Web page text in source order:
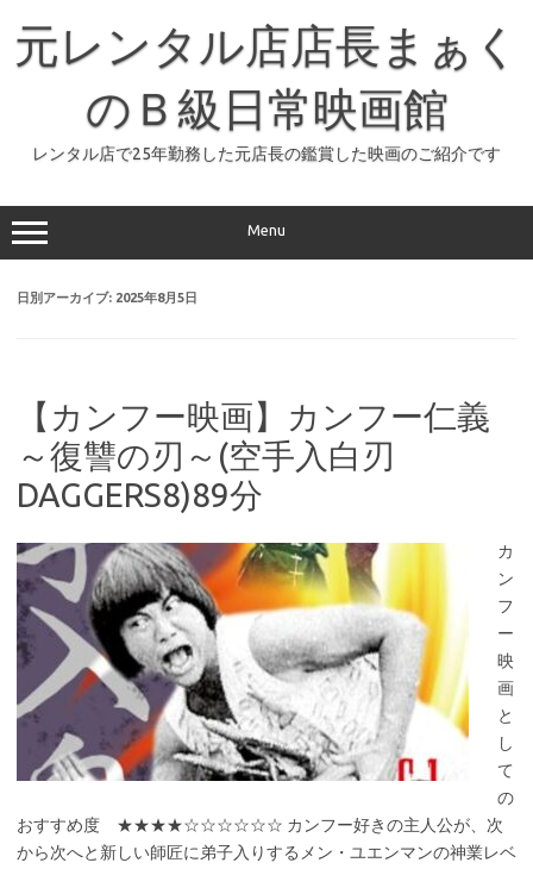
元レンタル店店長まぁく
のＢ級日常映画館
レンタル店で25年勤務した元店長の鑑賞した映画のご紹介です
Menu
日別アーカイブ: 2025年8月5日
【カンフー映画】カンフー仁義
～復讐の刃～(空手入白刃
DAGGERS8)89分
カ
ン
フ
ー
映
画
と
し
て
の
おすすめ度 ★★★★☆☆☆☆☆☆ カンフー好きの主人公が、次
から次へと新しい師匠に弟子入りするメン・ユエンマンの神業レベ